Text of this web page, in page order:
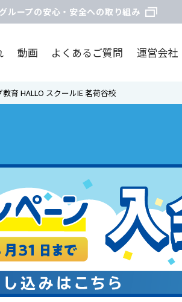
ループの安心・安全への取り組み
動画 よくあるご質問 運営会社
育 HALLO スクールIE 茗荷谷校